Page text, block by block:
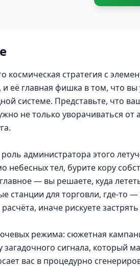
космическая стратегия с
и её главная фишка в том, что
системе. Представьте, что
не только уворачиваться
администратора этого
тел, бурите кору
— вы решаете, куда
станции для торговли, где-
иначе рискуете
режима: сюжетная
загадочного сигнала, который
вас в процедурно